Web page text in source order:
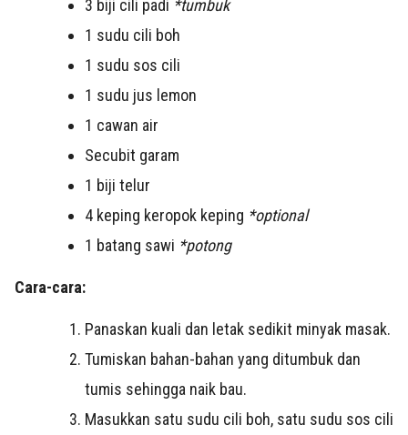
3 biji cili padi *tumbuk
1 sudu cili boh
1 sudu sos cili
1 sudu jus lemon
1 cawan air
Secubit garam
1 biji telur
4 keping keropok keping *optional
1 batang sawi *potong
Cara-cara:
Panaskan kuali dan letak sedikit minyak masak.
Tumiskan bahan-bahan yang ditumbuk dan
tumis sehingga naik bau.
Masukkan satu sudu cili boh, satu sudu sos cili